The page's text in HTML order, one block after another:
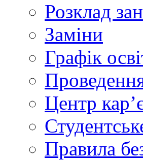
Розклад
Заміни
Графік
Проведення
Центр
Правила